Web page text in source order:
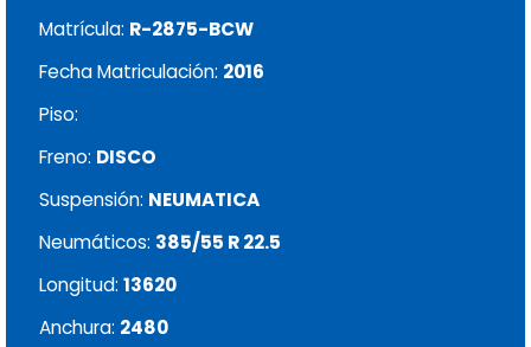
Matrícula: R-2875-BCW
Fecha Matriculación: 2016
Piso:
Freno: DISCO
Suspensión: NEUMATICA
Neumáticos: 385/55 R 22.5
Longitud: 13620
Anchura: 2480